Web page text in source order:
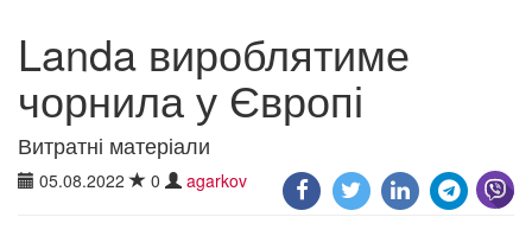
Landa вироблятиме
чорнила у Європі
Витратні матеріали
05.08.2022 0 agarkov